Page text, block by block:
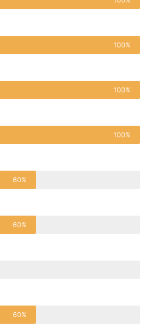
100%
100%
100%
60%
60%
60%